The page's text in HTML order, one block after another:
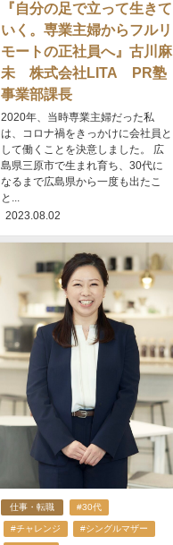
『自分の足で立って生きて
いく。専業主婦からフルリ
モートの正社員へ』古川麻
未 株式会社LITA PR塾
事業部課長
2020年、当時専業主婦だった私
は、コロナ禍をきっかけに会社員と
して働くことを決意しました。 広
島県三原市で生まれ育ち、30代に
なるまで広島県から一度も出たこ
と...
2023.08.02
仕事・転職 #30代
#チャレンジ #シングルマザー